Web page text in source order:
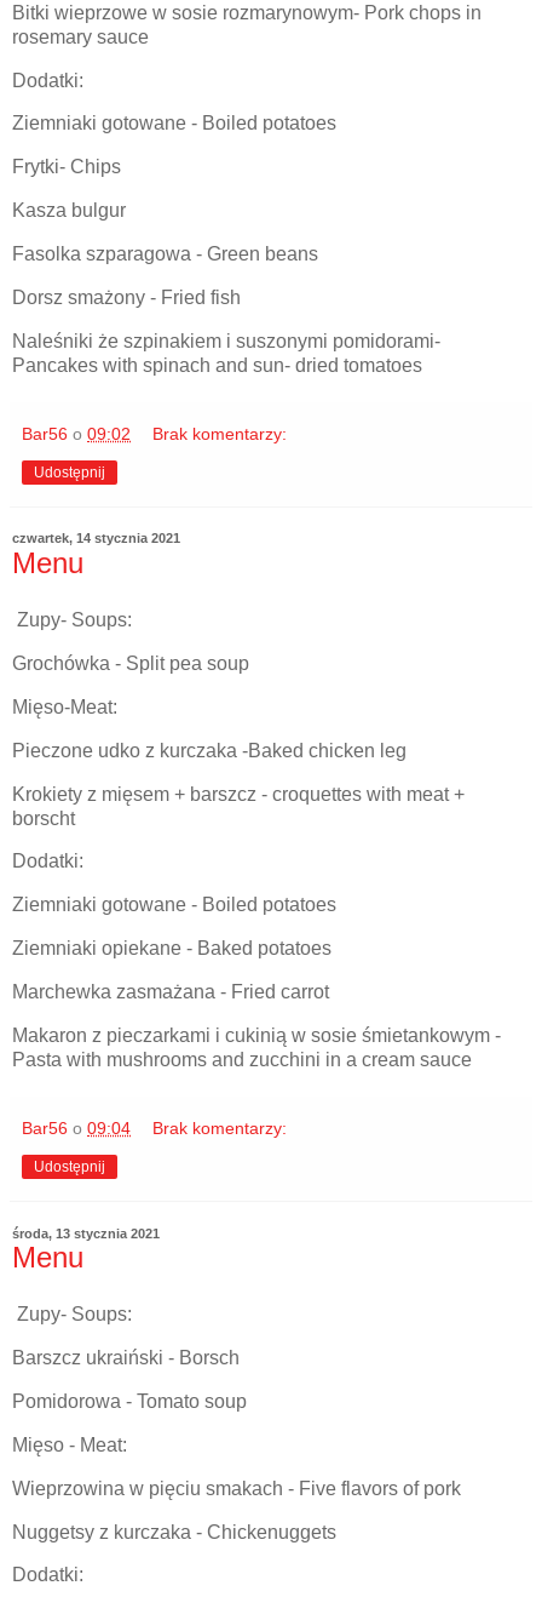
Bitki wieprzowe w sosie rozmarynowym- Pork chops in
rosemary sauce
Dodatki:
Ziemniaki gotowane - Boiled potatoes
Frytki- Chips
Kasza bulgur
Fasolka szparagowa - Green beans
Dorsz smażony - Fried fish
Naleśniki że szpinakiem i suszonymi pomidorami-
Pancakes with spinach and sun- dried tomatoes
Bar56 o 09:02 Brak komentarzy:
Udostępnij
czwartek, 14 stycznia 2021
Menu
Zupy- Soups:
Grochówka - Split pea soup
Mięso-Meat:
Pieczone udko z kurczaka -Baked chicken leg
Krokiety z mięsem + barszcz - croquettes with meat +
borscht
Dodatki:
Ziemniaki gotowane - Boiled potatoes
Ziemniaki opiekane - Baked potatoes
Marchewka zasmażana - Fried carrot
Makaron z pieczarkami i cukinią w sosie śmietankowym -
Pasta with mushrooms and zucchini in a cream sauce
Bar56 o 09:04 Brak komentarzy:
Udostępnij
środa, 13 stycznia 2021
Menu
Zupy- Soups:
Barszcz ukraiński - Borsch
Pomidorowa - Tomato soup
Mięso - Meat:
Wieprzowina w pięciu smakach - Five flavors of pork
Nuggetsy z kurczaka - Chickenuggets
Dodatki: